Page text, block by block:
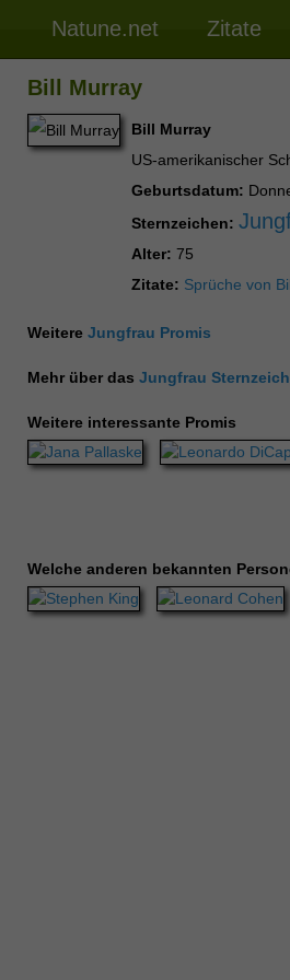
Natune.net Zitate
Bill Murray
Bill Murray
US-amerikanischer
Geburtsdatum:
Sternzeichen:
Alter: 75
Zitate: Sprüche von
Weitere Jungfrau Promis
Mehr über das Jungfrau
Weitere interessante Promis
Welche anderen bekannten